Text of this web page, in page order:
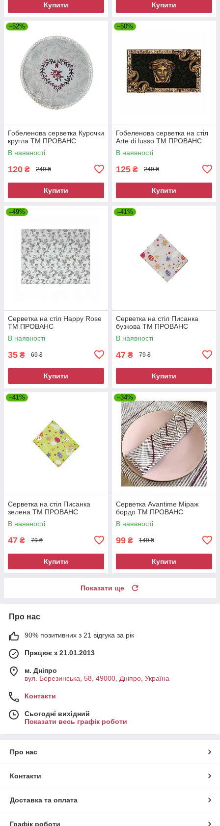
Купити Купити
–52%
Гобеленова серветка Курочки
кругла ТМ ПРОВАНС
В наявності
120 ₴ 249 ₴
Купити
–50%
Гобеленова серветка на стiл
Arte di lusso ТМ ПРОВАНС
В наявності
125 ₴ 249 ₴
Купити
–49%
Серветка на стіл Happy Rose
ТМ ПРОВАНС
В наявності
35 ₴ 69 ₴
Купити
–41%
Серветка на стіл Писанка
бузкова ТМ ПРОВАНС
В наявності
47 ₴ 79 ₴
Купити
–41%
Серветка на стіл Писанка
зелена ТМ ПРОВАНС
В наявності
47 ₴ 79 ₴
Купити
–34%
Серветка Avantime Мiраж
бордо ТМ ПРОВАНС
В наявності
99 ₴ 149 ₴
Купити
Показати ще
Про нас
90% позитивних з 21 відгука за рік
Працює з 21.01.2013
м. Дніпро
вул. Березинська, 58, 49000, Дніпро, Україна
Контакти
Сьогодні вихідний
Показати весь графік роботи
Про нас
Контакти
Доставка та оплата
Графік роботи